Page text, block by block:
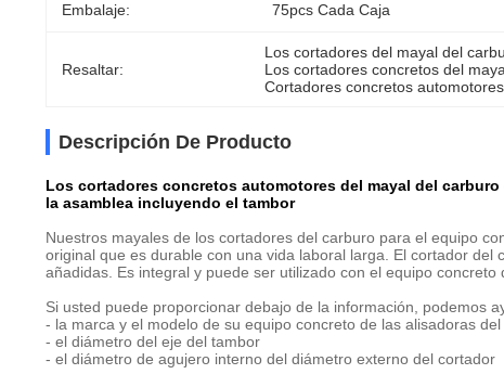
Embalaje: 75pcs Cada Caja
Resaltar:
Los cortadores del mayal del
Los cortadores concretos del
Cortadores concretos
Descripción De Producto
Los cortadores concretos automotores del mayal del
la asamblea incluyendo el tambor
Nuestros mayales de los cortadores del carburo para el equipo
original que es durable con una vida laboral larga. El cortador
añadidas. Es integral y puede ser utilizado con el equipo concreto
Si usted puede proporcionar debajo de la información, podemos
- la marca y el modelo de su equipo concreto de las alisadoras
- el diámetro del eje del tambor
- el diámetro de agujero interno del diámetro externo del cortador